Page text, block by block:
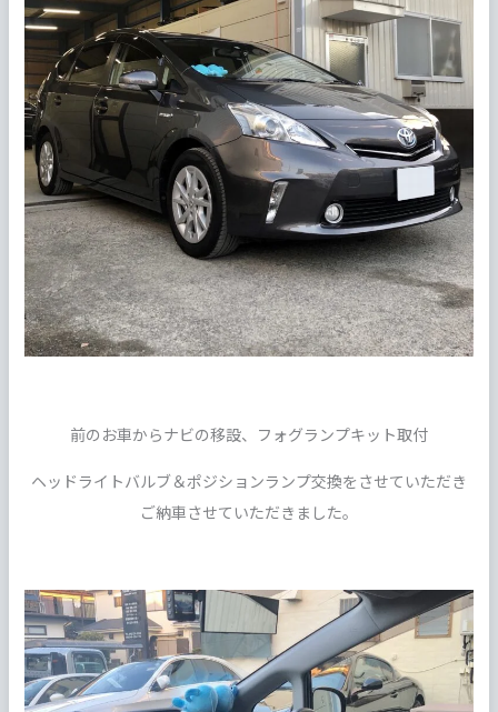
前のお車からナビの移設、フォグランプキット取付
ヘッドライトバルブ＆ポジションランプ交換をさせていただき
ご納車させていただきました。